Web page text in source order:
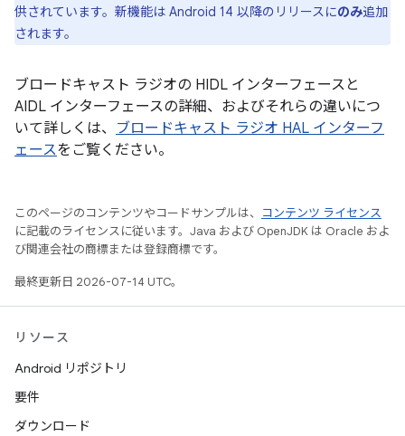
供されています。新機能は Android 14 以降のリリースにのみ追加
されます。
ブロードキャスト ラジオの HIDL インターフェースと
AIDL インターフェースの詳細、およびそれらの違いにつ
いて詳しくは、 ブロードキャスト ラジオ HAL インターフ
ェースをご覧ください。
このページのコンテンツやコードサンプルは、
コンテンツ ライセンス
に記載のライセンスに従います。Java および OpenJDK は Oracle およ
び関連会社の商標または登録商標です。
最終更新日 2026-07-14 UTC。
リソース
Android リポジトリ
要件
ダウンロード